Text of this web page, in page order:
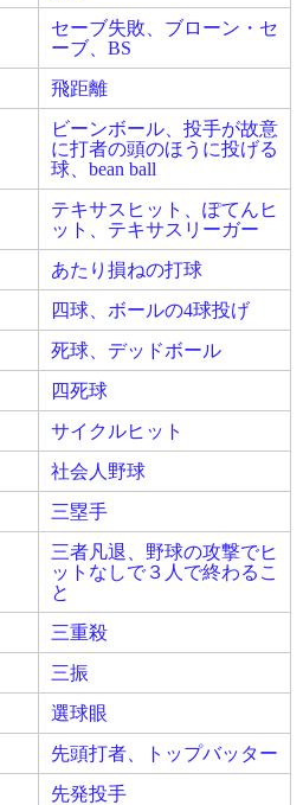
セーブ失敗、ブローン・セ
ーブ、BS
飛距離
ビーンボール、投手が故意
に打者の頭のほうに投げる
球、bean ball
テキサスヒット、ぽてんヒ
ット、テキサスリーガー
あたり損ねの打球
四球、ボールの4球投げ
死球、デッドボール
四死球
サイクルヒット
社会人野球
三塁手
三者凡退、野球の攻撃でヒ
ットなしで３人で終わるこ
と
三重殺
三振
選球眼
先頭打者、トップバッター
先発投手